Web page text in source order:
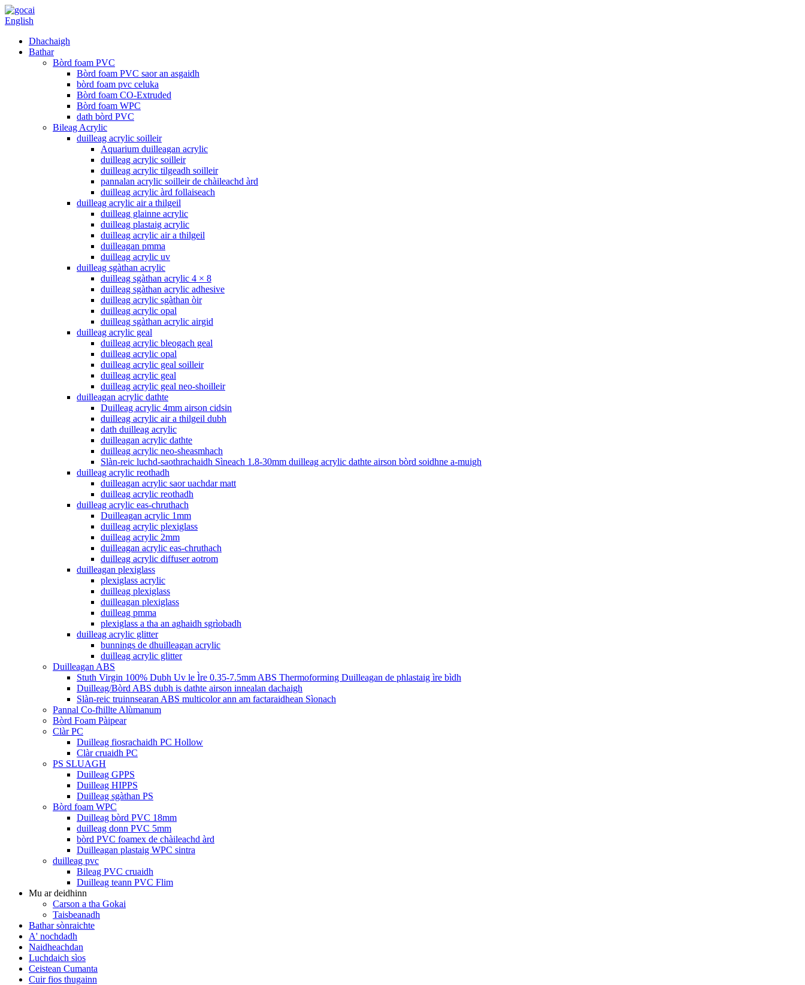
English
Dhachaigh
Bathar
Bòrd foam PVC
Bòrd foam PVC saor an asgaidh
bòrd foam pvc celuka
Bòrd foam CO-Extruded
Bòrd foam WPC
dath bòrd PVC
Bileag Acrylic
duilleag acrylic soilleir
Aquarium duilleagan acrylic
duilleag acrylic soilleir
duilleag acrylic tilgeadh soilleir
pannalan acrylic soilleir de chàileachd àrd
duilleag acrylic àrd follaiseach
duilleag acrylic air a thilgeil
duilleag glainne acrylic
duilleag plastaig acrylic
duilleag acrylic air a thilgeil
duilleagan pmma
duilleag acrylic uv
duilleag sgàthan acrylic
duilleag sgàthan acrylic 4 × 8
duilleag sgàthan acrylic adhesive
duilleag acrylic sgàthan òir
duilleag acrylic opal
duilleag sgàthan acrylic airgid
duilleag acrylic geal
duilleag acrylic bleogach geal
duilleag acrylic opal
duilleag acrylic geal soilleir
duilleag acrylic geal
duilleag acrylic geal neo-shoilleir
duilleagan acrylic dathte
Duilleag acrylic 4mm airson cidsin
duilleag acrylic air a thilgeil dubh
dath duilleag acrylic
duilleagan acrylic dathte
duilleag acrylic neo-sheasmhach
Slàn-reic luchd-saothrachaidh Sìneach 1.8-30mm duilleag acrylic dathte airson bòrd soidhne a-muigh
duilleag acrylic reothadh
duilleagan acrylic saor uachdar matt
duilleag acrylic reothadh
duilleag acrylic eas-chruthach
Duilleagan acrylic 1mm
duilleag acrylic plexiglass
duilleag acrylic 2mm
duilleagan acrylic eas-chruthach
duilleag acrylic diffuser aotrom
duilleagan plexiglass
plexiglass acrylic
duilleag plexiglass
duilleagan plexiglass
duilleag pmma
plexiglass a tha an aghaidh sgrìobadh
duilleag acrylic glitter
bunnings de dhuilleagan acrylic
duilleag acrylic glitter
Duilleagan ABS
Stuth Virgin 100% Dubh Uv le Ìre 0.35-7.5mm ABS Thermoforming Duilleagan de phlastaig ìre bìdh
Duilleag/Bòrd ABS dubh is dathte airson innealan dachaigh
Slàn-reic truinnsearan ABS multicolor ann am factaraidhean Sìonach
Pannal Co-fhillte Alùmanum
Bòrd Foam Pàipear
Clàr PC
Duilleag fiosrachaidh PC Hollow
Clàr cruaidh PC
PS SLUAGH
Duilleag GPPS
Duilleag HIPPS
Duilleag sgàthan PS
Bòrd foam WPC
Duilleag bòrd PVC 18mm
duilleag donn PVC 5mm
bòrd PVC foamex de chàileachd àrd
Duilleagan plastaig WPC sintra
duilleag pvc
Bileag PVC cruaidh
Duilleag teann PVC Flim
Mu ar deidhinn
Carson a tha Gokai
Taisbeanadh
Bathar sònraichte
A' nochdadh
Naidheachdan
Luchdaich sìos
Ceistean Cumanta
Cuir fios thugainn